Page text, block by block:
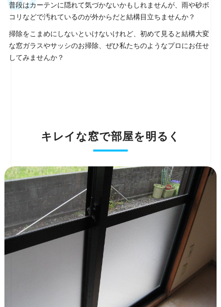
普段はカーテンに隠れて気づかないかもしれませんが、雨や砂ボ
コリなどで汚れているのが外からだと結構目立ちませんか？
掃除をこまめにしないといけないけれど、初めて見ると結構大変
な窓ガラスやサッシのお掃除、ぜひ私たちのようなプロにお任せ
してみませんか？
キレイな窓で部屋を明るく